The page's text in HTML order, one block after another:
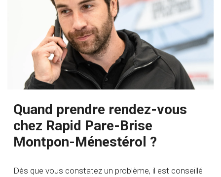
Quand prendre rendez-vous
chez Rapid Pare-Brise
Montpon-Ménestérol ?
Dès que vous constatez un problème, il est conseillé